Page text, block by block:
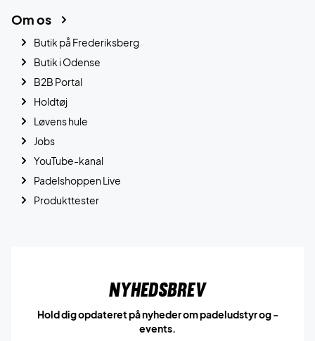
Om os
Butik på Frederiksberg
Butik i Odense
B2B Portal
Holdtøj
Løvens hule
Jobs
YouTube-kanal
Padelshoppen Live
Produkttester
Nyhedsbrev
Hold dig opdateret på nyheder om padeludstyr og -
events.